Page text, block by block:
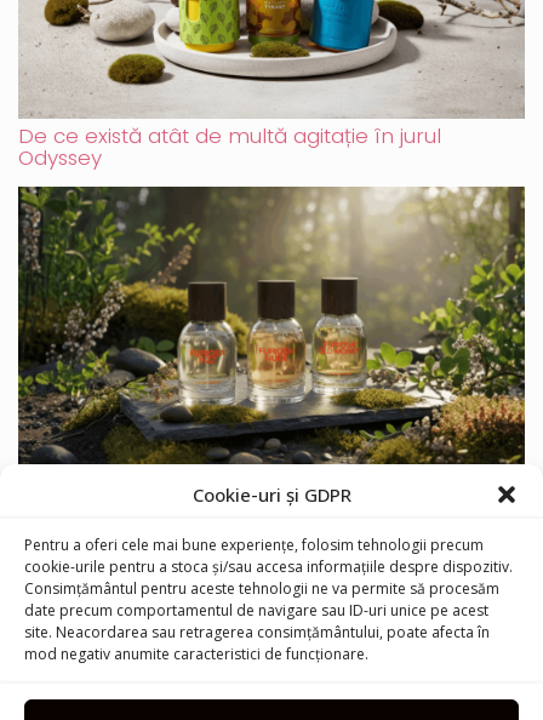
Cookie-uri și GDPR
Pentru a oferi cele mai bune experiențe, folosim tehnologii precum
cookie-urile pentru a stoca și/sau accesa informațiile despre dispozitiv.
Consimțământul pentru aceste tehnologii ne va permite să procesăm
date precum comportamentul de navigare sau ID-uri unice pe acest
site. Neacordarea sau retragerea consimțământului, poate afecta în
mod negativ anumite caracteristici de funcționare.
De ce există atât de multă agitație în jurul
Odyssey
Furiosa: marca cehă de parfumuri cu mirosul